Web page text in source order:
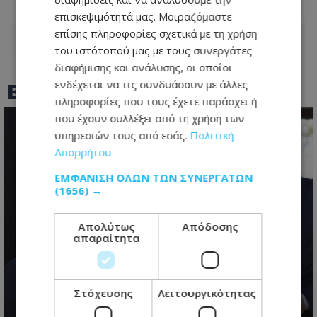
07.08.2026 - 16:11
BEST OFTOTHEMAONLINE
Κυπριακό: Τα «αγκάθια» που θα
κρίνουν τις εξελίξεις και οι
διαφωνίες πριν από την κρίσιμη
συνάντηση
επισκεψιμότητά μας. Μοιραζόμαστε
επίσης πληροφορίες σχετικά με τη χρήση
του ιστότοπού μας με τους συνεργάτες
διαφήμισης και ανάλυσης, οι οποίοι
ενδέχεται να τις συνδυάσουν με άλλες
πληροφορίες που τους έχετε παράσχει ή
που έχουν συλλέξει από τη χρήση των
υπηρεσιών τους από εσάς. Πολιτική
Απορρήτου
ΕΜΦΆΝΙΣΗ ΌΛΩΝ ΤΩΝ ΣΥΝΕΡΓΑΤΏΝ
(1656) →
Απολύτως
απαραίτητα
Απόδοσης
Στόχευσης Λειτουργικότητας